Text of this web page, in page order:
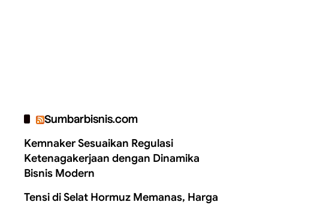
Sumbarbisnis.com
Kemnaker Sesuaikan Regulasi
Ketenagakerjaan dengan Dinamika
Bisnis Modern
Tensi di Selat Hormuz Memanas, Harga